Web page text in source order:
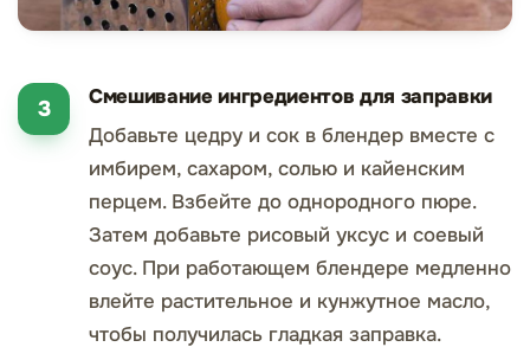
Смешивание ингредиентов для заправки
Добавьте цедру и сок в блендер вместе с
имбирем, сахаром, солью и кайенским
перцем. Взбейте до однородного пюре.
Затем добавьте рисовый уксус и соевый
соус. При работающем блендере медленно
влейте растительное и кунжутное масло,
чтобы получилась гладкая заправка.